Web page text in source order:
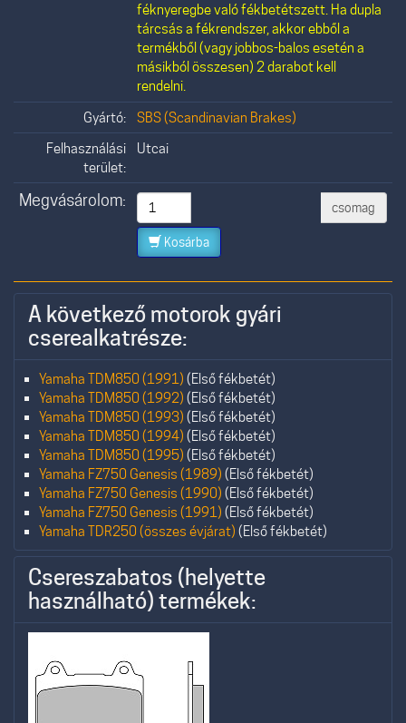
féknyeregbe való fékbetétszett. Ha dupla
tárcsás a fékrendszer, akkor ebből a
termékből (vagy jobbos-balos esetén a
másikból összesen) 2 darabot kell
rendelni.
Gyártó:
SBS (Scandinavian Brakes)
Felhasználási
terület:
Utcai
Megvásárolom: csomag
Kosárba
A következő motorok gyári
cserealkatrésze:
Yamaha TDM850 (1991) (Első fékbetét)
Yamaha TDM850 (1992) (Első fékbetét)
Yamaha TDM850 (1993) (Első fékbetét)
Yamaha TDM850 (1994) (Első fékbetét)
Yamaha TDM850 (1995) (Első fékbetét)
Yamaha FZ750 Genesis (1989) (Első fékbetét)
Yamaha FZ750 Genesis (1990) (Első fékbetét)
Yamaha FZ750 Genesis (1991) (Első fékbetét)
Yamaha TDR250 (összes évjárat) (Első fékbetét)
Csereszabatos (helyette
használható) termékek: